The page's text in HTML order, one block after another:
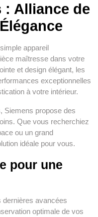
: Alliance de
appareil
maîtresse dans votre
et design élégant, les
exceptionnelles
à votre intérieur.
Siemens propose des
Que vous recherchiez
ou un grand
idéale pour vous.
pour une
dernières avancées
optimale de vos